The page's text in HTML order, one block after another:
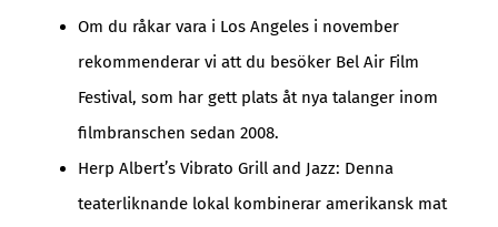
Om du råkar vara i Los Angeles i november
rekommenderar vi att du besöker Bel Air Film
Festival, som har gett plats åt nya talanger inom
filmbranschen sedan 2008.
Herp Albert’s Vibrato Grill and Jazz: Denna
teaterliknande lokal kombinerar amerikansk mat